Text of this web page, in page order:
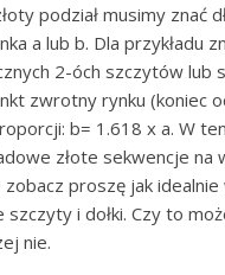
podział musimy znać
a lub b. Dla przykładu
2-óch szczytów lub
zwrotny rynku (koniec
b= 1.618 x a. W
złote sekwencje na
zobacz proszę jak
szczyty i dołki. Czy to
nie.